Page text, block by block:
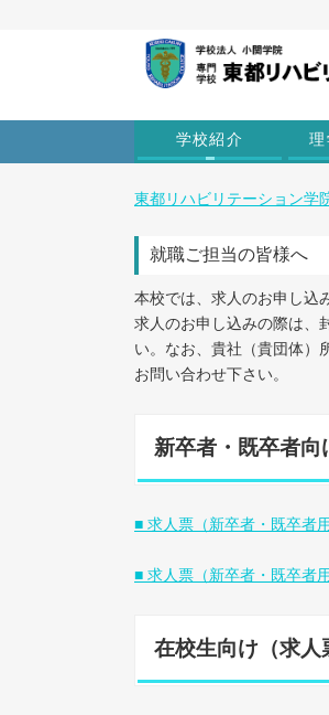
学校紹介 理
東都リハビリテーション学
就職ご担当の皆様へ
本校では、求人のお申し込
求人のお申し込みの際は、
い。なお、貴社（貴団体）
お問い合わせ下さい。
新卒者・既卒者向
■ 求人票（新卒者・既卒者
■ 求人票（新卒者・既卒者
在校生向け（求人